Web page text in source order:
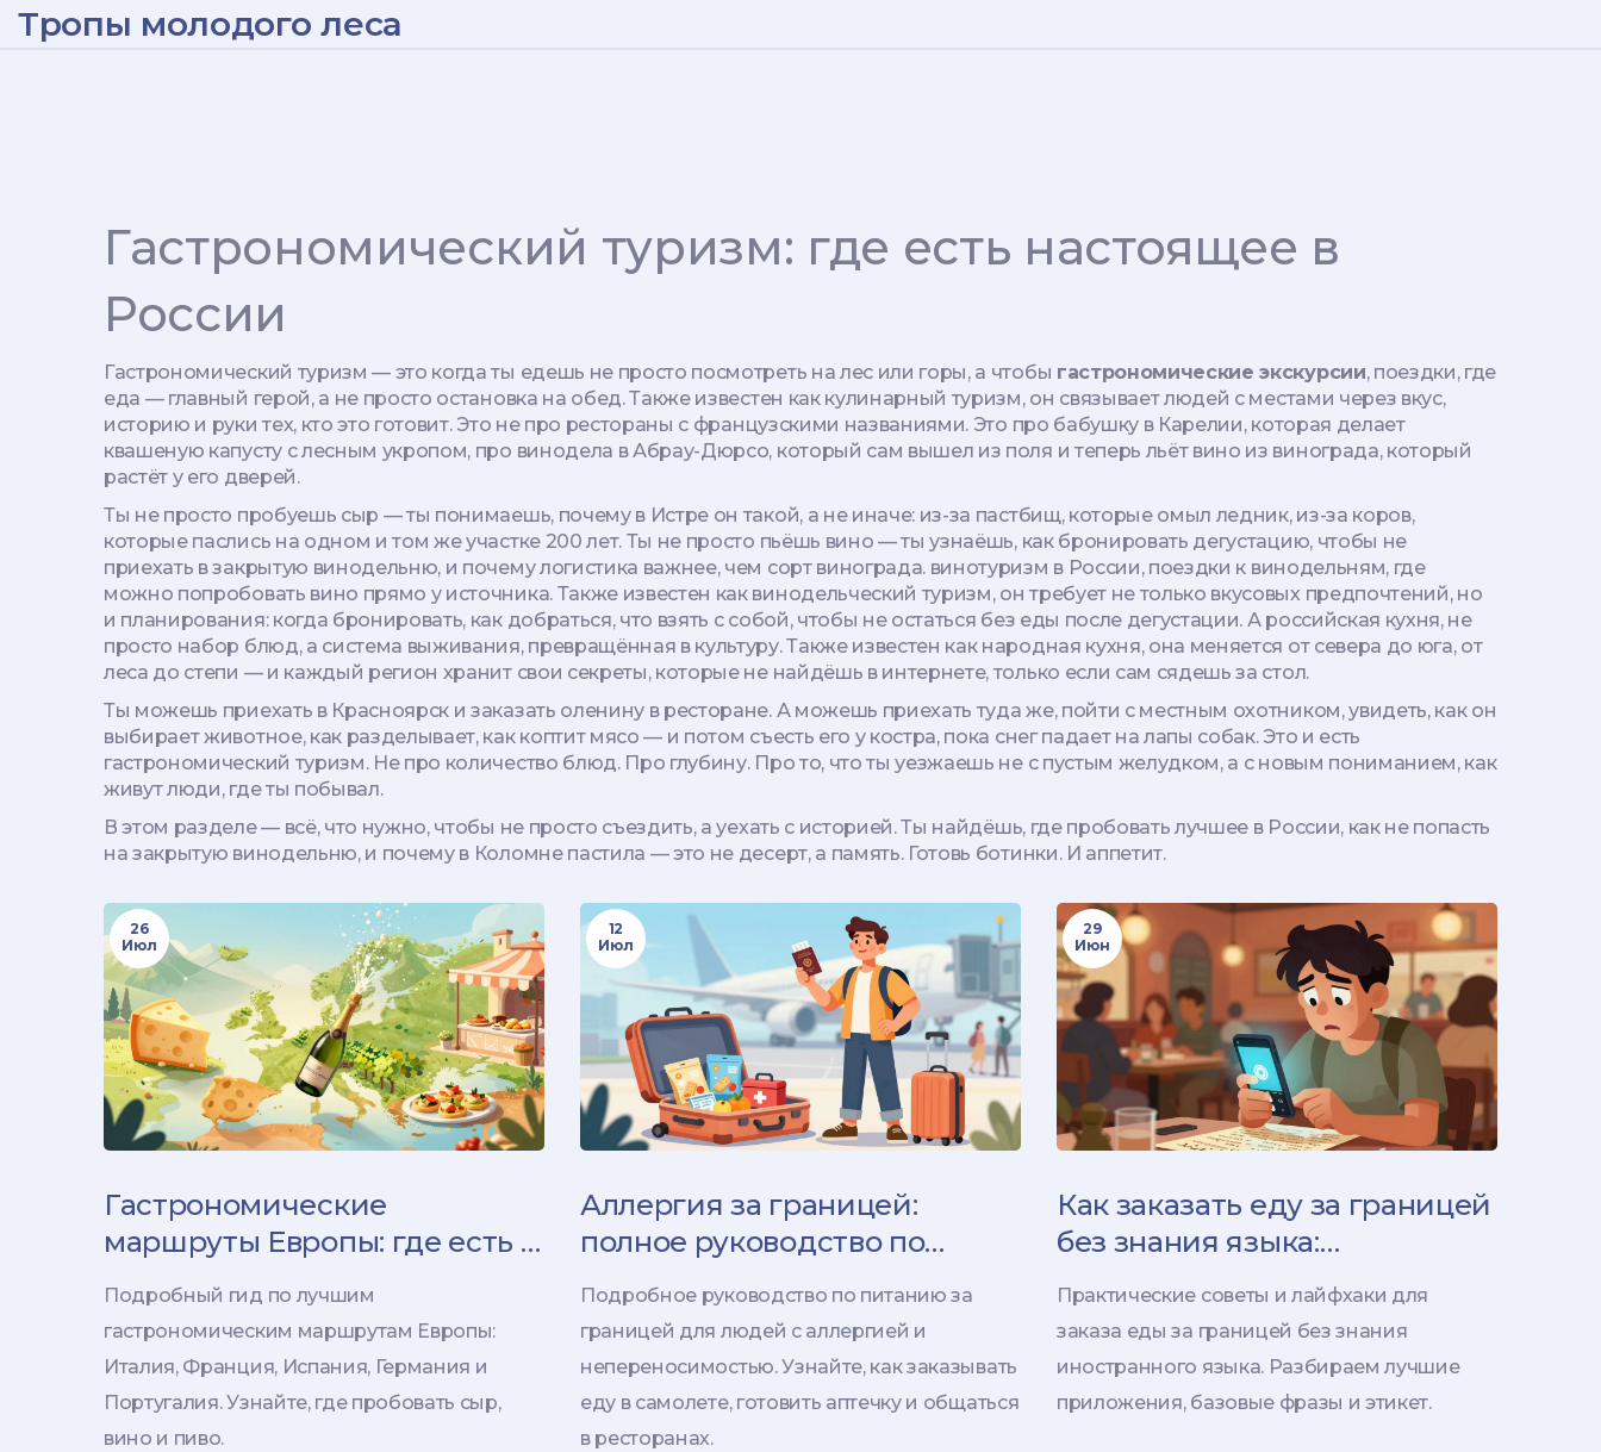
Тропы молодого леса
Гастрономический туризм: где есть настоящее в
России
Гастрономический туризм — это когда ты едешь не просто посмотреть на лес или горы, а чтобы гастрономические экскурсии, поездки, где
еда — главный герой, а не просто остановка на обед. Также известен как кулинарный туризм, он связывает людей с местами через вкус,
историю и руки тех, кто это готовит.Это не про рестораны с французскими названиями. Это про бабушку в Карелии, которая делает
квашеную капусту с лесным укропом, про винодела в Абрау-Дюрсо, который сам вышел из поля и теперь льёт вино из винограда, который
растёт у его дверей.
Ты не просто пробуешь сыр — ты понимаешь, почему в Истре он такой, а не иначе: из-за пастбищ, которые омыл ледник, из-за коров,
которые паслись на одном и том же участке 200 лет. Ты не просто пьёшь вино — ты узнаёшь, как бронировать дегустацию, чтобы не
приехать в закрытую винодельню, и почему логистика важнее, чем сорт винограда. винотуризм в России, поездки к винодельням, где
можно попробовать вино прямо у источника. Также известен как винодельческий туризм, он требует не только вкусовых предпочтений, но
и планирования: когда бронировать, как добраться, что взять с собой, чтобы не остаться без еды после дегустации. А российская кухня, не
просто набор блюд, а система выживания, превращённая в культуру. Также известен как народная кухня, она меняется от севера до юга, от
леса до степи — и каждый регион хранит свои секреты, которые не найдёшь в интернете, только если сам сядешь за стол.
Ты можешь приехать в Красноярск и заказать оленину в ресторане. А можешь приехать туда же, пойти с местным охотником, увидеть, как он
выбирает животное, как разделывает, как коптит мясо — и потом съесть его у костра, пока снег падает на лапы собак. Это и есть
гастрономический туризм. Не про количество блюд. Про глубину. Про то, что ты уезжаешь не с пустым желудком, а с новым пониманием, как
живут люди, где ты побывал.
В этом разделе — всё, что нужно, чтобы не просто съездить, а уехать с историей. Ты найдёшь, где пробовать лучшее в России, как не попасть
на закрытую винодельню, и почему в Коломне пастила — это не десерт, а память. Готовь ботинки. И аппетит.
26
Июл
Гастрономические
маршруты Европы: где есть и
пить в Италии, Франции,
Испании и Германии
Подробный гид по лучшим
гастрономическим маршрутам Европы:
Италия, Франция, Испания, Германия и
Португалия. Узнайте, где пробовать сыр,
вино и пиво.
12
Июл
Аллергия за границей:
полное руководство по
безопасному питанию в
путешествиях
Подробное руководство по питанию за
границей для людей с аллергией и
непереносимостью. Узнайте, как заказывать
еду в самолете, готовить аптечку и общаться
в ресторанах.
29
Июн
Как заказать еду за границей
без знания языка:
проверенные лайфхаки
Практические советы и лайфхаки для
заказа еды за границей без знания
иностранного языка. Разбираем лучшие
приложения, базовые фразы и этикет.